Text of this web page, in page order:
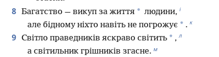
8 Багатство — викуп за життя * людини, і
але бідному ніхто навіть не погрожує * . к
9 Світло праведників яскраво світить * , л
а світильник грішників згасне. м